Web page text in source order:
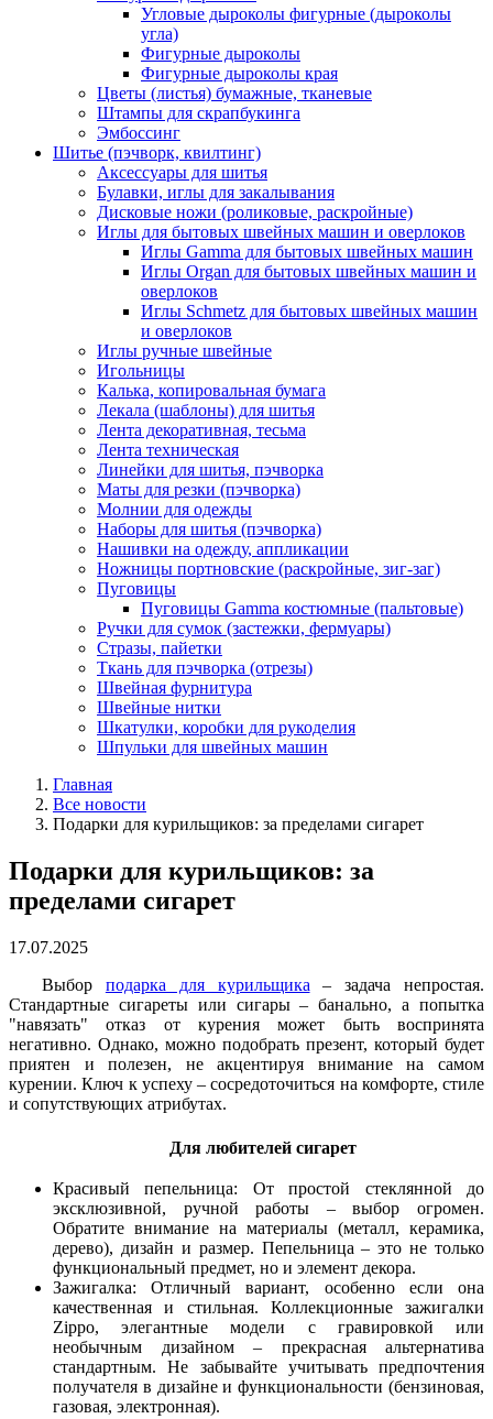
Угловые дыроколы фигурные (дыроколы
угла)
Фигурные дыроколы
Фигурные дыроколы края
Цветы (листья) бумажные, тканевые
Штампы для скрапбукинга
Эмбоссинг
Шитье (пэчворк, квилтинг)
Аксессуары для шитья
Булавки, иглы для закалывания
Дисковые ножи (роликовые, раскройные)
Иглы для бытовых швейных машин и оверлоков
Иглы Gamma для бытовых швейных машин
Иглы Organ для бытовых швейных машин и
оверлоков
Иглы Schmetz для бытовых швейных машин
и оверлоков
Иглы ручные швейные
Игольницы
Калька, копировальная бумага
Лекала (шаблоны) для шитья
Лента декоративная, тесьма
Лента техническая
Линейки для шитья, пэчворка
Маты для резки (пэчворка)
Молнии для одежды
Наборы для шитья (пэчворка)
Нашивки на одежду, аппликации
Ножницы портновские (раскройные, зиг-заг)
Пуговицы
Пуговицы Gamma костюмные (пальтовые)
Ручки для сумок (застежки, фермуары)
Стразы, пайетки
Ткань для пэчворка (отрезы)
Швейная фурнитура
Швейные нитки
Шкатулки, коробки для рукоделия
Шпульки для швейных машин
Главная
Все новости
Подарки для курильщиков: за пределами сигарет
Подарки для курильщиков: за
пределами сигарет
17.07.2025
Выбор подарка для курильщика – задача непростая.
Стандартные сигареты или сигары – банально, а попытка
"навязать" отказ от курения может быть воспринята
негативно. Однако, можно подобрать презент, который будет
приятен и полезен, не акцентируя внимание на самом
курении. Ключ к успеху – сосредоточиться на комфорте, стиле
и сопутствующих атрибутах.
Для любителей сигарет
Красивый пепельница: От простой стеклянной до
эксклюзивной, ручной работы – выбор огромен.
Обратите внимание на материалы (металл, керамика,
дерево), дизайн и размер. Пепельница – это не только
функциональный предмет, но и элемент декора.
Зажигалка: Отличный вариант, особенно если она
качественная и стильная. Коллекционные зажигалки
Zippo, элегантные модели с гравировкой или
необычным дизайном – прекрасная альтернатива
стандартным. Не забывайте учитывать предпочтения
получателя в дизайне и функциональности (бензиновая,
газовая, электронная).